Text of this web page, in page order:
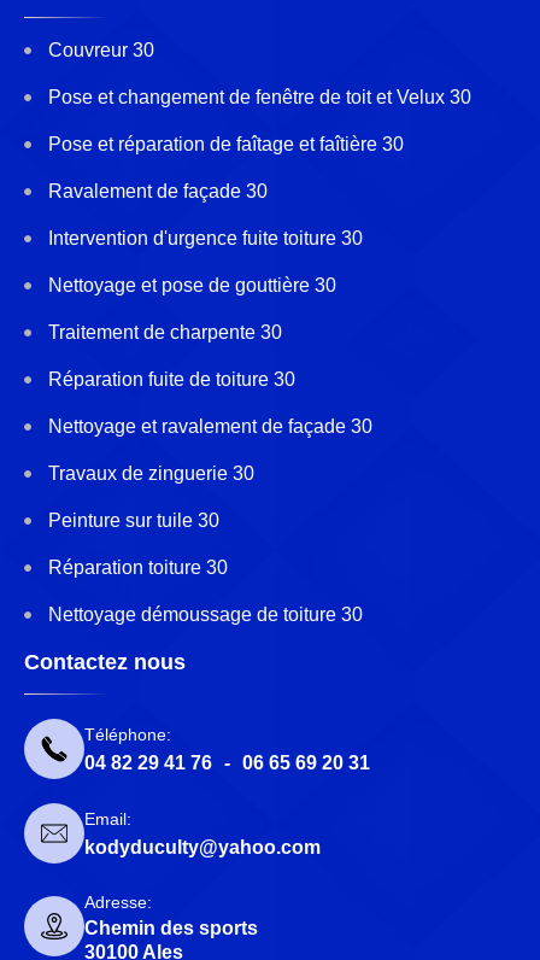
Couvreur 30
Pose et changement de fenêtre de toit et Velux 30
Pose et réparation de faîtage et faîtière 30
Ravalement de façade 30
Intervention d'urgence fuite toiture 30
Nettoyage et pose de gouttière 30
Traitement de charpente 30
Réparation fuite de toiture 30
Nettoyage et ravalement de façade 30
Travaux de zinguerie 30
Peinture sur tuile 30
Réparation toiture 30
Nettoyage démoussage de toiture 30
Contactez nous
Téléphone:
04 82 29 41 76 - 06 65 69 20 31
Email:
kodyduculty@yahoo.com
Adresse:
Chemin des sports
30100 Ales